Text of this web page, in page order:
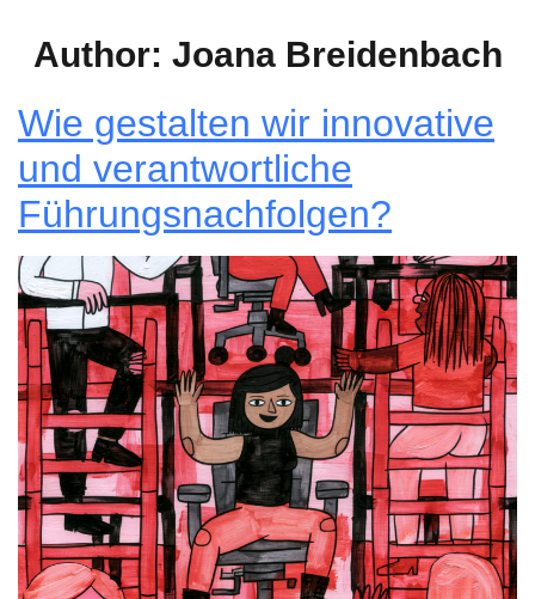
Author: Joana Breidenbach
Wie gestalten wir innovative
und verantwortliche
Führungsnachfolgen?